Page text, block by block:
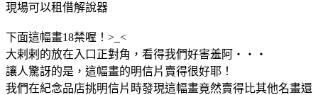
現場可以租借解說器
下面這幅畫18禁喔！>_<
大剌剌的放在入口正對角，看得我們好害羞阿‧‧‧
讓人驚訝的是，這幅畫的明信片賣得很好耶！
我們在紀念品店挑明信片時發現這幅畫竟然賣得比其他名畫還